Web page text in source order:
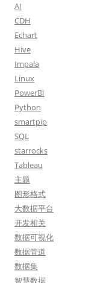
AI
CDH
Echart
Hive
Impala
Linux
PowerBI
Python
smartpip
SQL
starrocks
Tableau
主题
图形格式
大数据平台
开发相关
数据可视化
数据管道
数据集
智慧数据